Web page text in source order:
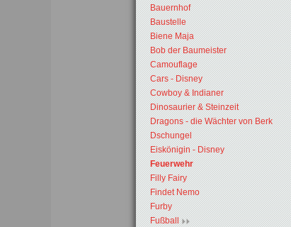
Bauernhof
Baustelle
Biene Maja
Bob der Baumeister
Camouflage
Cars - Disney
Cowboy & Indianer
Dinosaurier & Steinzeit
Dragons - die Wächter von Berk
Dschungel
Eiskönigin - Disney
Feuerwehr
Filly Fairy
Findet Nemo
Furby
Fußball